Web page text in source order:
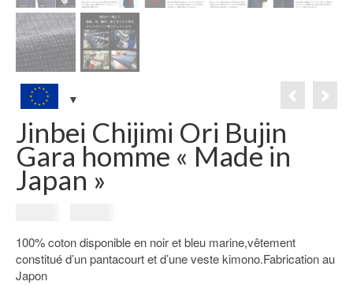
Jinbei Chijimi Ori Bujin
Gara homme « Made in
Japan »
initial
était :
actuel
est :
100% coton disponible en noir et bleu marine,vêtement
constitué d’un pantacourt et d’une veste kimono.Fabrication au
Japon